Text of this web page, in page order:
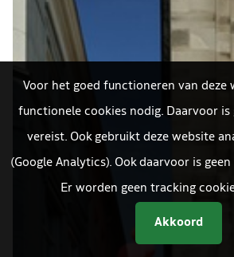
Voor het goed functioneren van deze
functionele cookies nodig. Daarvoor is
vereist. Ook gebruikt deze website
(Google Analytics). Ook daarvoor is
Er worden geen tracking
Akkoord